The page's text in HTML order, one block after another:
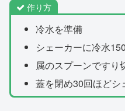
作り方
冷水を準備
シェーカーに冷水
属のスプーンですり
蓋を閉め30回ほどシ